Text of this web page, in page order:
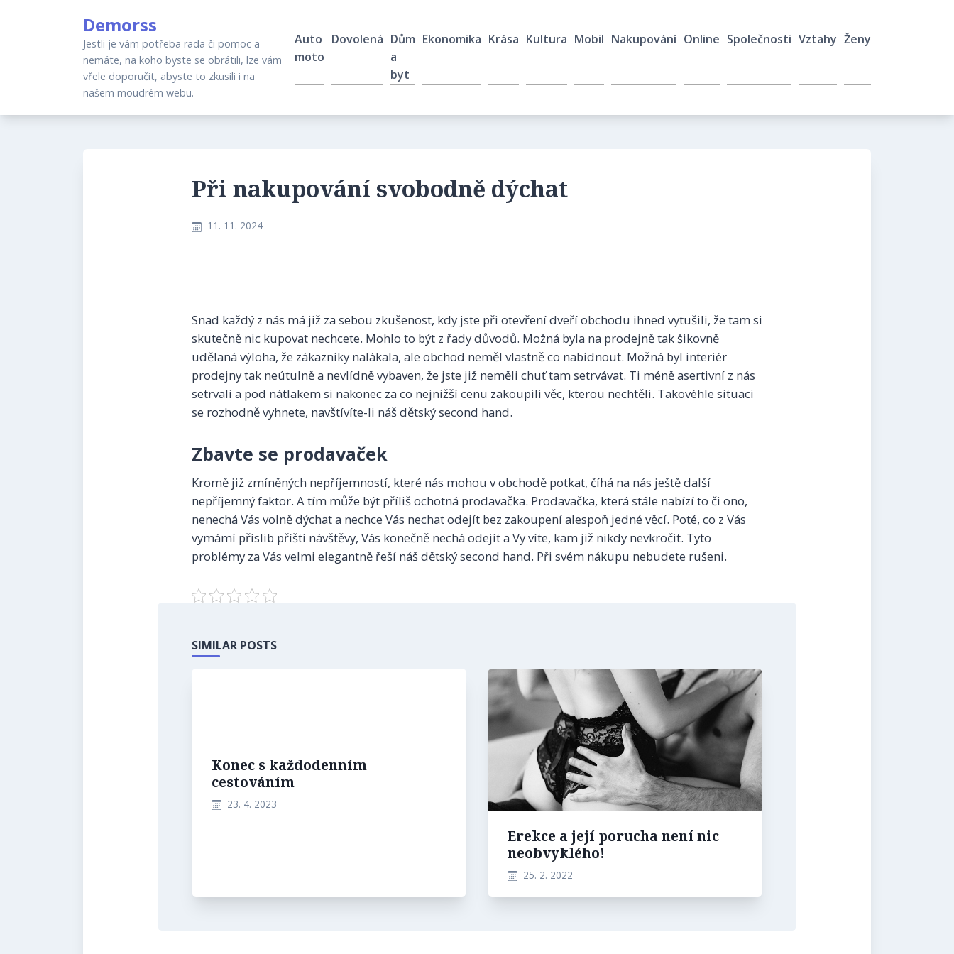
Demorss
Jestli je vám potřeba rada či pomoc a
nemáte, na koho byste se obrátili, lze vám
vřele doporučit, abyste to zkusili i na
našem moudrém webu.
Auto
moto
Dovolená Dům
a
byt
Ekonomika Krása Kultura Mobil Nakupování Online Společnosti Vztahy Ženy
Při nakupování svobodně dýchat
11. 11. 2024
Snad každý z nás má již za sebou zkušenost, kdy jste při otevření dveří obchodu ihned vytušili, že tam si
skutečně nic kupovat nechcete. Mohlo to být z řady důvodů. Možná byla na prodejně tak šikovně
udělaná výloha, že zákazníky nalákala, ale obchod neměl vlastně co nabídnout. Možná byl interiér
prodejny tak neútulně a nevlídně vybaven, že jste již neměli chuť tam setrvávat. Ti méně asertivní z nás
setrvali a pod nátlakem si nakonec za co nejnižší cenu zakoupili věc, kterou nechtěli. Takovéhle situaci
se rozhodně vyhnete, navštívíte-li nášdětský second hand.
Zbavte se prodavaček
Kromě již zmíněných nepříjemností, které nás mohou v obchodě potkat, číhá na nás ještě další
nepříjemný faktor. A tím může být příliš ochotná prodavačka. Prodavačka, která stále nabízí to či ono,
nenechá Vás volně dýchat a nechce Vás nechat odejít bez zakoupení alespoň jedné věcí. Poté, co z Vás
vymámí příslib příští návštěvy, Vás konečně nechá odejít a Vy víte, kam již nikdy nevkročit. Tyto
problémy za Vás velmi elegantně řeší náš dětský second hand. Při svém nákupu nebudete rušeni.
SIMILAR POSTS
Konec s každodenním
cestováním
23. 4. 2023
Erekce a její porucha není nic
neobvyklého!
25. 2. 2022